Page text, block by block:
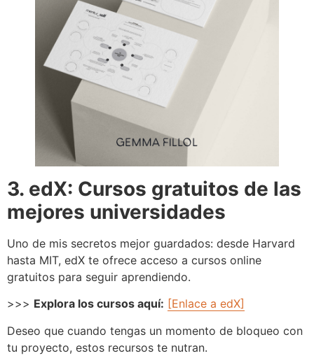
3. edX: Cursos gratuitos de las
mejores universidades
Uno de mis secretos mejor guardados: desde Harvard
hasta MIT, edX te ofrece acceso a cursos online
gratuitos para seguir aprendiendo.
>>> Explora los cursos aquí: [Enlace a edX]
Deseo que cuando tengas un momento de bloqueo con
tu proyecto, estos recursos te nutran.